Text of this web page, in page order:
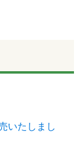
いたしまし